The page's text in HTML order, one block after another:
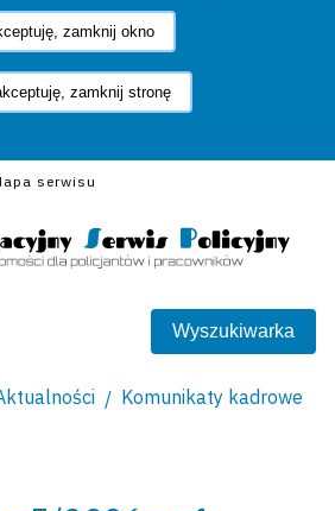
zamknij okno
zamknij stronę
serwisu
Serwis
Wyszukiwarka
Komunikaty kadrowe